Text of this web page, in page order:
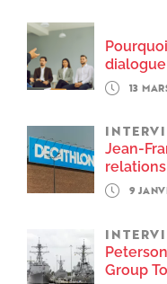
13
Jean-
9
Group